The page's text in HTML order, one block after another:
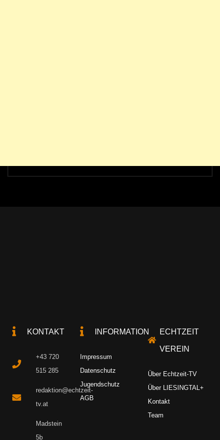
KONTAKT
+43 720
515 285
redaktion@echtzeit-
tv.at
Madstein
5b
INFORMATION
Impressum
Datenschutz
Jugendschutz
AGB
ECHTZEIT
VEREIN
Über Echtzeit-TV
Über LIESINGTAL+
Kontakt
Team